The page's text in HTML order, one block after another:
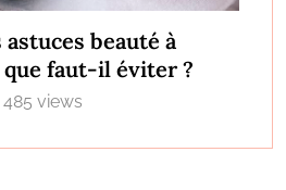
beauté à
faut-il éviter ?
485 views